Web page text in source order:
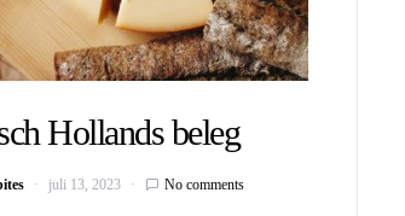
Hollands beleg
juli 13, 2023 No comments